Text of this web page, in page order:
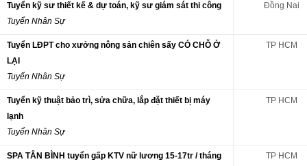
Tuyển kỹ sư thiết kế & dự toán, kỹ sư giám sát thi công
Tuyển Nhân Sự
Đồng Nai
Tuyển LĐPT cho xưởng nông sản chiên sấy CÓ CHỖ Ở
LẠI
Tuyển Nhân Sự
TP HCM
Tuyển kỹ thuật bảo trì, sửa chữa, lắp đặt thiết bị máy
lạnh
Tuyển Nhân Sự
TP HCM
SPA TÂN BÌNH tuyển gấp KTV nữ lương 15-17tr / tháng
TP HCM